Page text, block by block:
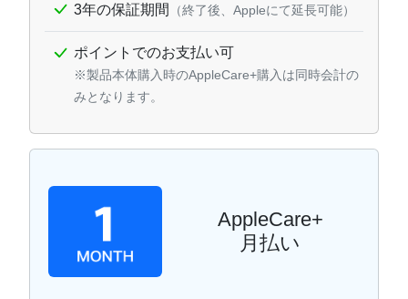
3年の保証期間 （終了後、Appleにて延長可能）
ポイントでのお支払い可
※製品本体購入時のAppleCare+購入は同時会計の
みとなります。
AppleCare+
月払い